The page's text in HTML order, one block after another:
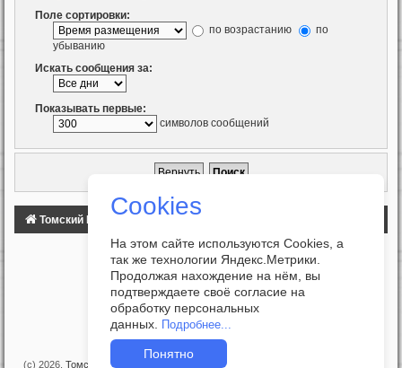
Поле сортировки:
по возрастанию
по
убыванию
Искать сообщения за:
Показывать первые:
символов сообщений
Томский Клуб Автомобилистов
(c) 2026, Томский Клуб Автомобилистов
Cookies
На этом сайте используются Cookies, а
так же технологии Яндекс.Метрики.
Продолжая нахождение на нём, вы
подтверждаете своё согласие на
обработку персональных
данных.
Подробнее...
Понятно